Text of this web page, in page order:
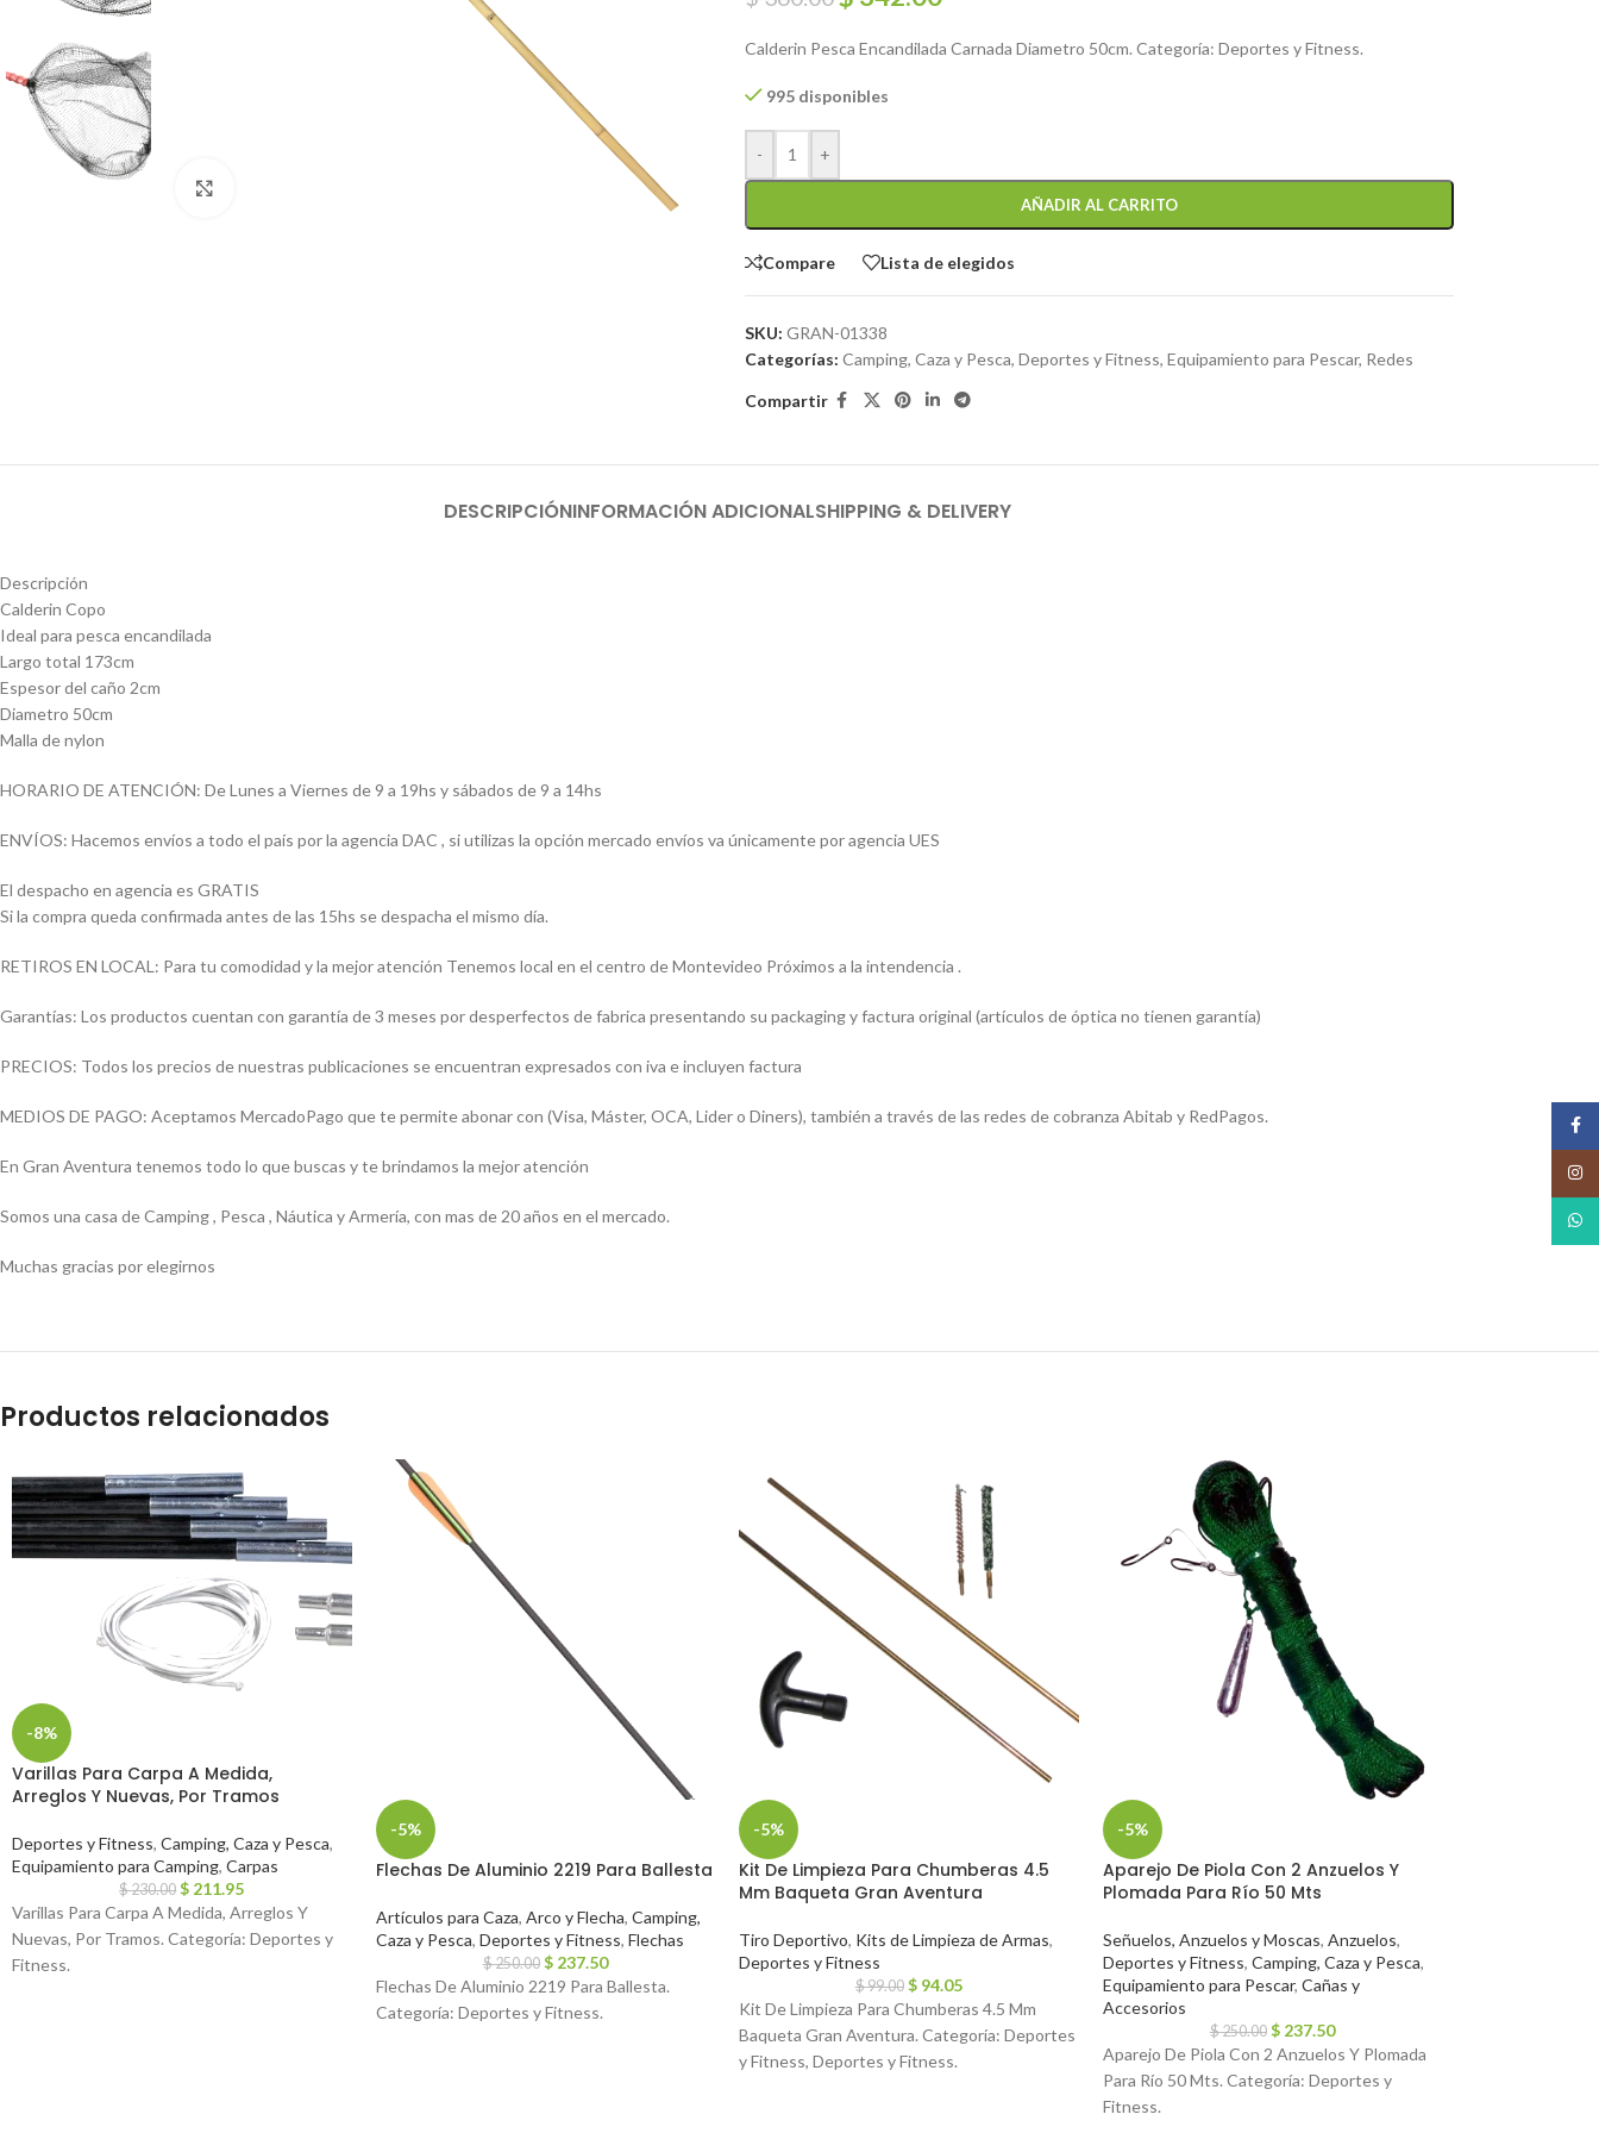
Calderin Pesca Encandilada Carnada Diametro 50cm. Categoría: Deportes y Fitness.
995 disponibles
- +
AÑADIR AL CARRITO
Compare Lista de elegidos
SKU: GRAN-01338
Categorías: Camping, Caza y Pesca, Deportes y Fitness, Equipamiento para Pescar, Redes
Compartir
DESCRIPCIÓNINFORMACIÓN ADICIONALSHIPPING & DELIVERY
Descripción
Calderin Copo
Ideal para pesca encandilada
Largo total 173cm
Espesor del caño 2cm
Diametro 50cm
Malla de nylon
HORARIO DE ATENCIÓN: De Lunes a Viernes de 9 a 19hs y sábados de 9 a 14hs
ENVÍOS: Hacemos envíos a todo el país por la agencia DAC , si utilizas la opción mercado envíos va únicamente por agencia UES
El despacho en agencia es GRATIS
Si la compra queda confirmada antes de las 15hs se despacha el mismo día.
RETIROS EN LOCAL: Para tu comodidad y la mejor atención Tenemos local en el centro de Montevideo Próximos a la intendencia .
Garantías: Los productos cuentan con garantía de 3 meses por desperfectos de fabrica presentando su packaging y factura original (artículos de óptica no tienen garantía)
PRECIOS: Todos los precios de nuestras publicaciones se encuentran expresados con iva e incluyen factura
MEDIOS DE PAGO: Aceptamos MercadoPago que te permite abonar con (Visa, Máster, OCA, Lider o Diners), también a través de las redes de cobranza Abitab y RedPagos.
En Gran Aventura tenemos todo lo que buscas y te brindamos la mejor atención
Somos una casa de Camping , Pesca , Náutica y Armería, con mas de 20 años en el mercado.
Muchas gracias por elegirnos
Productos relacionados
-8%
Varillas Para Carpa A Medida,
Arreglos Y Nuevas, Por Tramos
Deportes y Fitness, Camping, Caza y Pesca,
Equipamiento para Camping, Carpas
$230.00 $ 211.95
Varillas Para Carpa A Medida, Arreglos Y
Nuevas, Por Tramos. Categoría: Deportes y
Fitness.
-5%
Flechas De Aluminio 2219 Para Ballesta
Artículos para Caza, Arco y Flecha, Camping,
Caza y Pesca, Deportes y Fitness, Flechas
$250.00 $ 237.50
Flechas De Aluminio 2219 Para Ballesta.
Categoría: Deportes y Fitness.
-5%
Kit De Limpieza Para Chumberas 4.5
Mm Baqueta Gran Aventura
Tiro Deportivo, Kits de Limpieza de Armas,
Deportes y Fitness
$99.00 $ 94.05
Kit De Limpieza Para Chumberas 4.5 Mm
Baqueta Gran Aventura. Categoría: Deportes
y Fitness, Deportes y Fitness.
-5%
Aparejo De Piola Con 2 Anzuelos Y
Plomada Para Río 50 Mts
Señuelos, Anzuelos y Moscas, Anzuelos,
Deportes y Fitness, Camping, Caza y Pesca,
Equipamiento para Pescar, Cañas y
Accesorios
$250.00 $ 237.50
Aparejo De Piola Con 2 Anzuelos Y Plomada
Para Río 50 Mts. Categoría: Deportes y
Fitness.